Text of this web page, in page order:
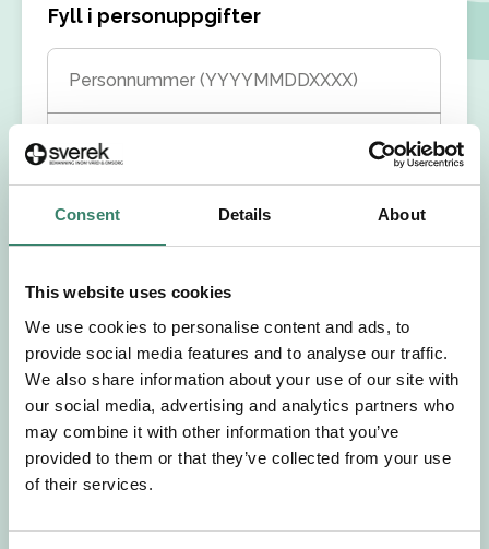
Consent Details About
This website uses cookies
We use cookies to personalise content and ads, to
provide social media features and to analyse our traffic.
We also share information about your use of our site with
our social media, advertising and analytics partners who
may combine it with other information that you’ve
provided to them or that they’ve collected from your use
of their services.
Fyll i personuppgifter
Personnummer (YYYYMMDDXXXX)
Förnamn
Efternamn
Välj önskat arbetsområde
Välj önskad anställningsform
+46
E-post